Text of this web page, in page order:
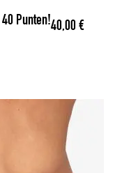
40 Punten!40,00€